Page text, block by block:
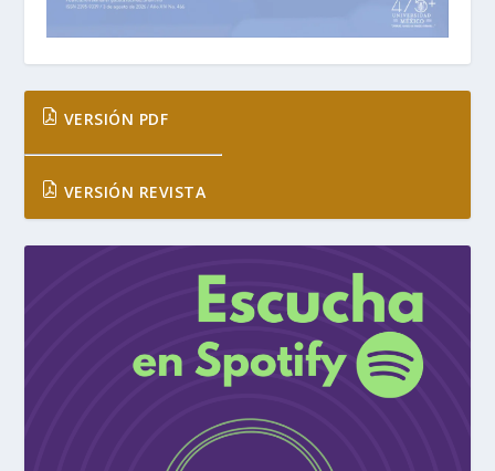
VERSIÓN PDF
VERSIÓN REVISTA